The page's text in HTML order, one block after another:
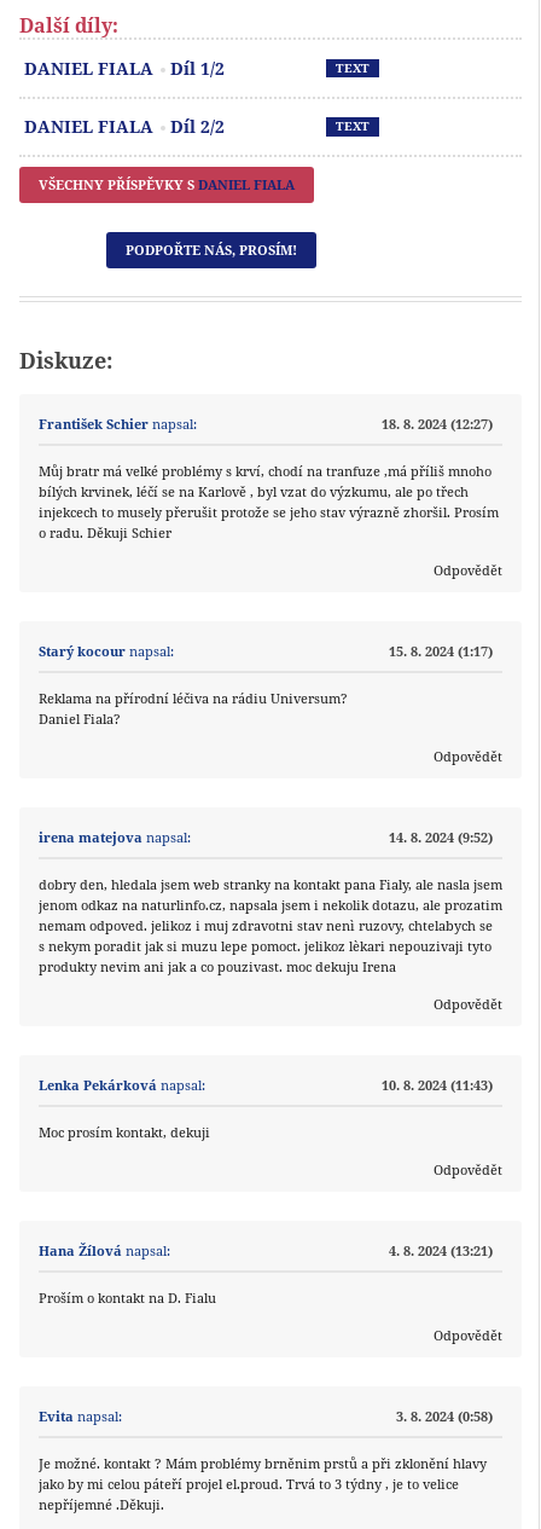
Další díly:
DANIEL FIALA Díl 1/2 TEXT
DANIEL FIALA Díl 2/2 TEXT
VŠECHNY PŘÍSPĚVKY S DANIEL FIALA
PODPOŘTE NÁS, PROSÍM!
Diskuze:
František Schier napsal: 18. 8. 2024 (12:27)
Můj bratr má velké problémy s krví, chodí na tranfuze ,má příliš mnoho
bílých krvinek, léčí se na Karlově , byl vzat do výzkumu, ale po třech
injekcech to musely přerušit protože se jeho stav výrazně zhoršil. Prosím
o radu. Děkuji Schier
Odpovědět
Starý kocour napsal: 15. 8. 2024 (1:17)
Reklama na přírodní léčiva na rádiu Universum?
Daniel Fiala?
Odpovědět
irena matejova napsal: 14. 8. 2024 (9:52)
dobry den, hledala jsem web stranky na kontakt pana Fialy, ale nasla jsem
jenom odkaz na naturlinfo.cz, napsala jsem i nekolik dotazu, ale prozatim
nemam odpoved. jelikoz i muj zdravotni stav nenì ruzovy, chtelabych se
s nekym poradit jak si muzu lepe pomoct. jelikoz lèkari nepouzivaji tyto
produkty nevim ani jak a co pouzivast. moc dekuju Irena
Odpovědět
Lenka Pekárková napsal: 10. 8. 2024 (11:43)
Moc prosím kontakt, dekuji
Odpovědět
Hana Žílová napsal: 4. 8. 2024 (13:21)
Proším o kontakt na D. Fialu
Odpovědět
Evita napsal: 3. 8. 2024 (0:58)
Je možné. kontakt ? Mám problémy brněnim prstů a při zklonění hlavy
jako by mi celou páteří projel el.proud. Trvá to 3 týdny , je to velice
nepříjemné .Děkuji.